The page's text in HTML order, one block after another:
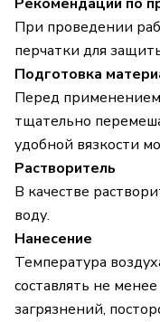
При проведении
перчатки для
Подготовка
Перед
тщательно
удобной вязкости
Растворитель
В качестве
воду.
Нанесение
Температура
составлять не
загрязнений,